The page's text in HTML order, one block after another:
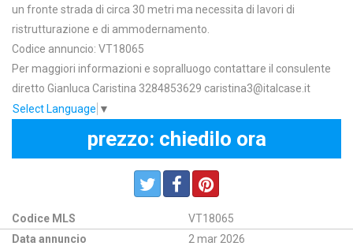
un fronte strada di circa 30 metri ma necessita di lavori di
ristrutturazione e di ammodernamento.
Codice annuncio: VT18065
Per maggiori informazioni e sopralluogo contattare il consulente
diretto Gianluca Caristina 3284853629 caristina3@italcase.it
Select Language ▼
prezzo: chiedilo ora
Codice MLS
VT18065
Data annuncio
2 mar 2026